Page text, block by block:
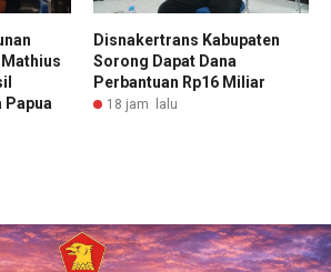
Papua
Disnakertrans Kabupaten
Sorong Dapat Dana
Perbantuan Rp16 Miliar
18 jam lalu